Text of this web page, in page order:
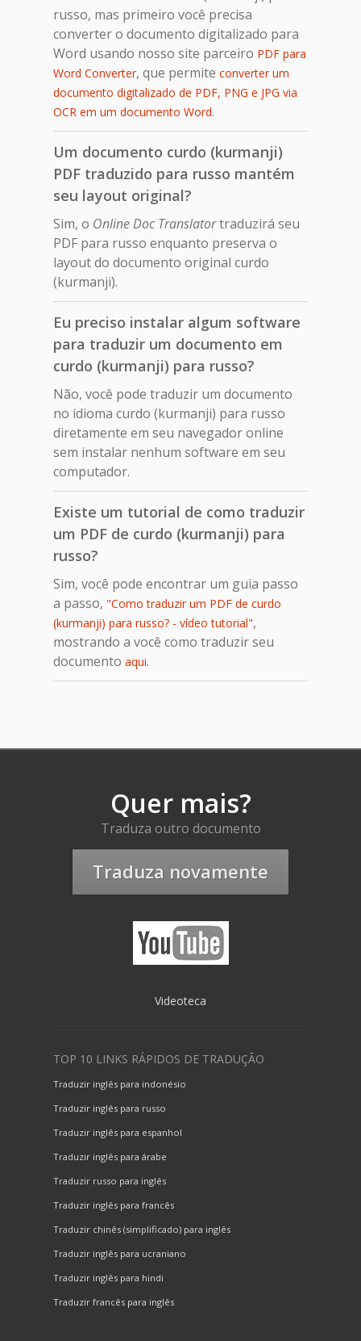
russo, mas primeiro você precisa
converter o documento digitalizado para
Word usando nosso site parceiro PDF para
Word Converter, que permite converter um
documento digitalizado de PDF, PNG e JPG via
OCR em um documento Word.
Um documento curdo (kurmanji)
PDF traduzido para russo mantém
seu layout original?
Sim, o Online Doc Translatortraduzirá seu
PDF para russo enquanto preserva o
layout do documento original curdo
(kurmanji).
Eu preciso instalar algum software
para traduzir um documento em
curdo (kurmanji) para russo?
Não, você pode traduzir um documento
no idioma curdo (kurmanji) para russo
diretamente em seu navegador online
sem instalar nenhum software em seu
computador.
Existe um tutorial de como traduzir
um PDF de curdo (kurmanji) para
russo?
Sim, você pode encontrar um guia passo
a passo, "Como traduzir um PDF de curdo
(kurmanji) para russo? - vídeo tutorial",
mostrando a você como traduzir seu
documento aqui.
Quer mais?
Traduza outro documento
Traduza novamente
Videoteca
TOP 10 LINKS RÁPIDOS DE TRADUÇÃO
Traduzir inglês para indonésio
Traduzir inglês para russo
Traduzir inglês para espanhol
Traduzir inglês para árabe
Traduzir russo para inglês
Traduzir inglês para francês
Traduzir chinês (simplificado) para inglês
Traduzir inglês para ucraniano
Traduzir inglês para hindi
Traduzir francês para inglês